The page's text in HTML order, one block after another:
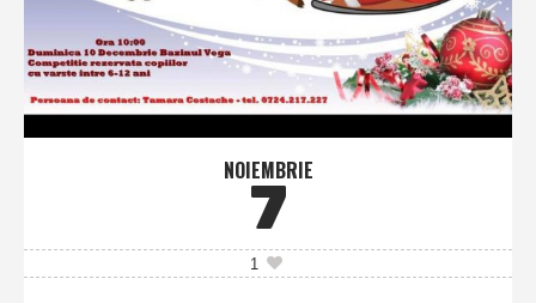
NOIEMBRIE
7
1